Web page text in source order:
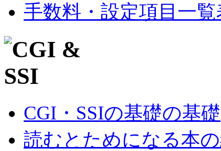
手数料・設定項目一覧
CGI・SSIの基礎の基礎
読むとためになる本